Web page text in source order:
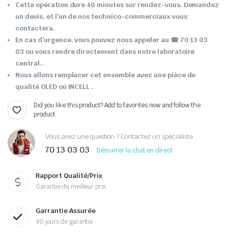
Cette opération dure 40 minutes sur rendez-vous. Demandez
un devis, et l’un de nos technico-commerciaux vous
contactera.
En cas d’urgence, vous pouvez nous appeler au ☎ 70 13 03
03 ou vous rendre directement dans notre laboratoire
central..
Nous allons remplacer cet ensemble avec une pièce de
qualité OLED où INCELL .
Did you like this product? Add to favorites now and follow the
product.
Vous avez une question ? Contactez un spécialiste
70 13 03 03 Démarrer le chat en direct
Rapport Qualité/Prix
Garantie du meilleur prix
Garrantie Assurée
90 jours de garantie